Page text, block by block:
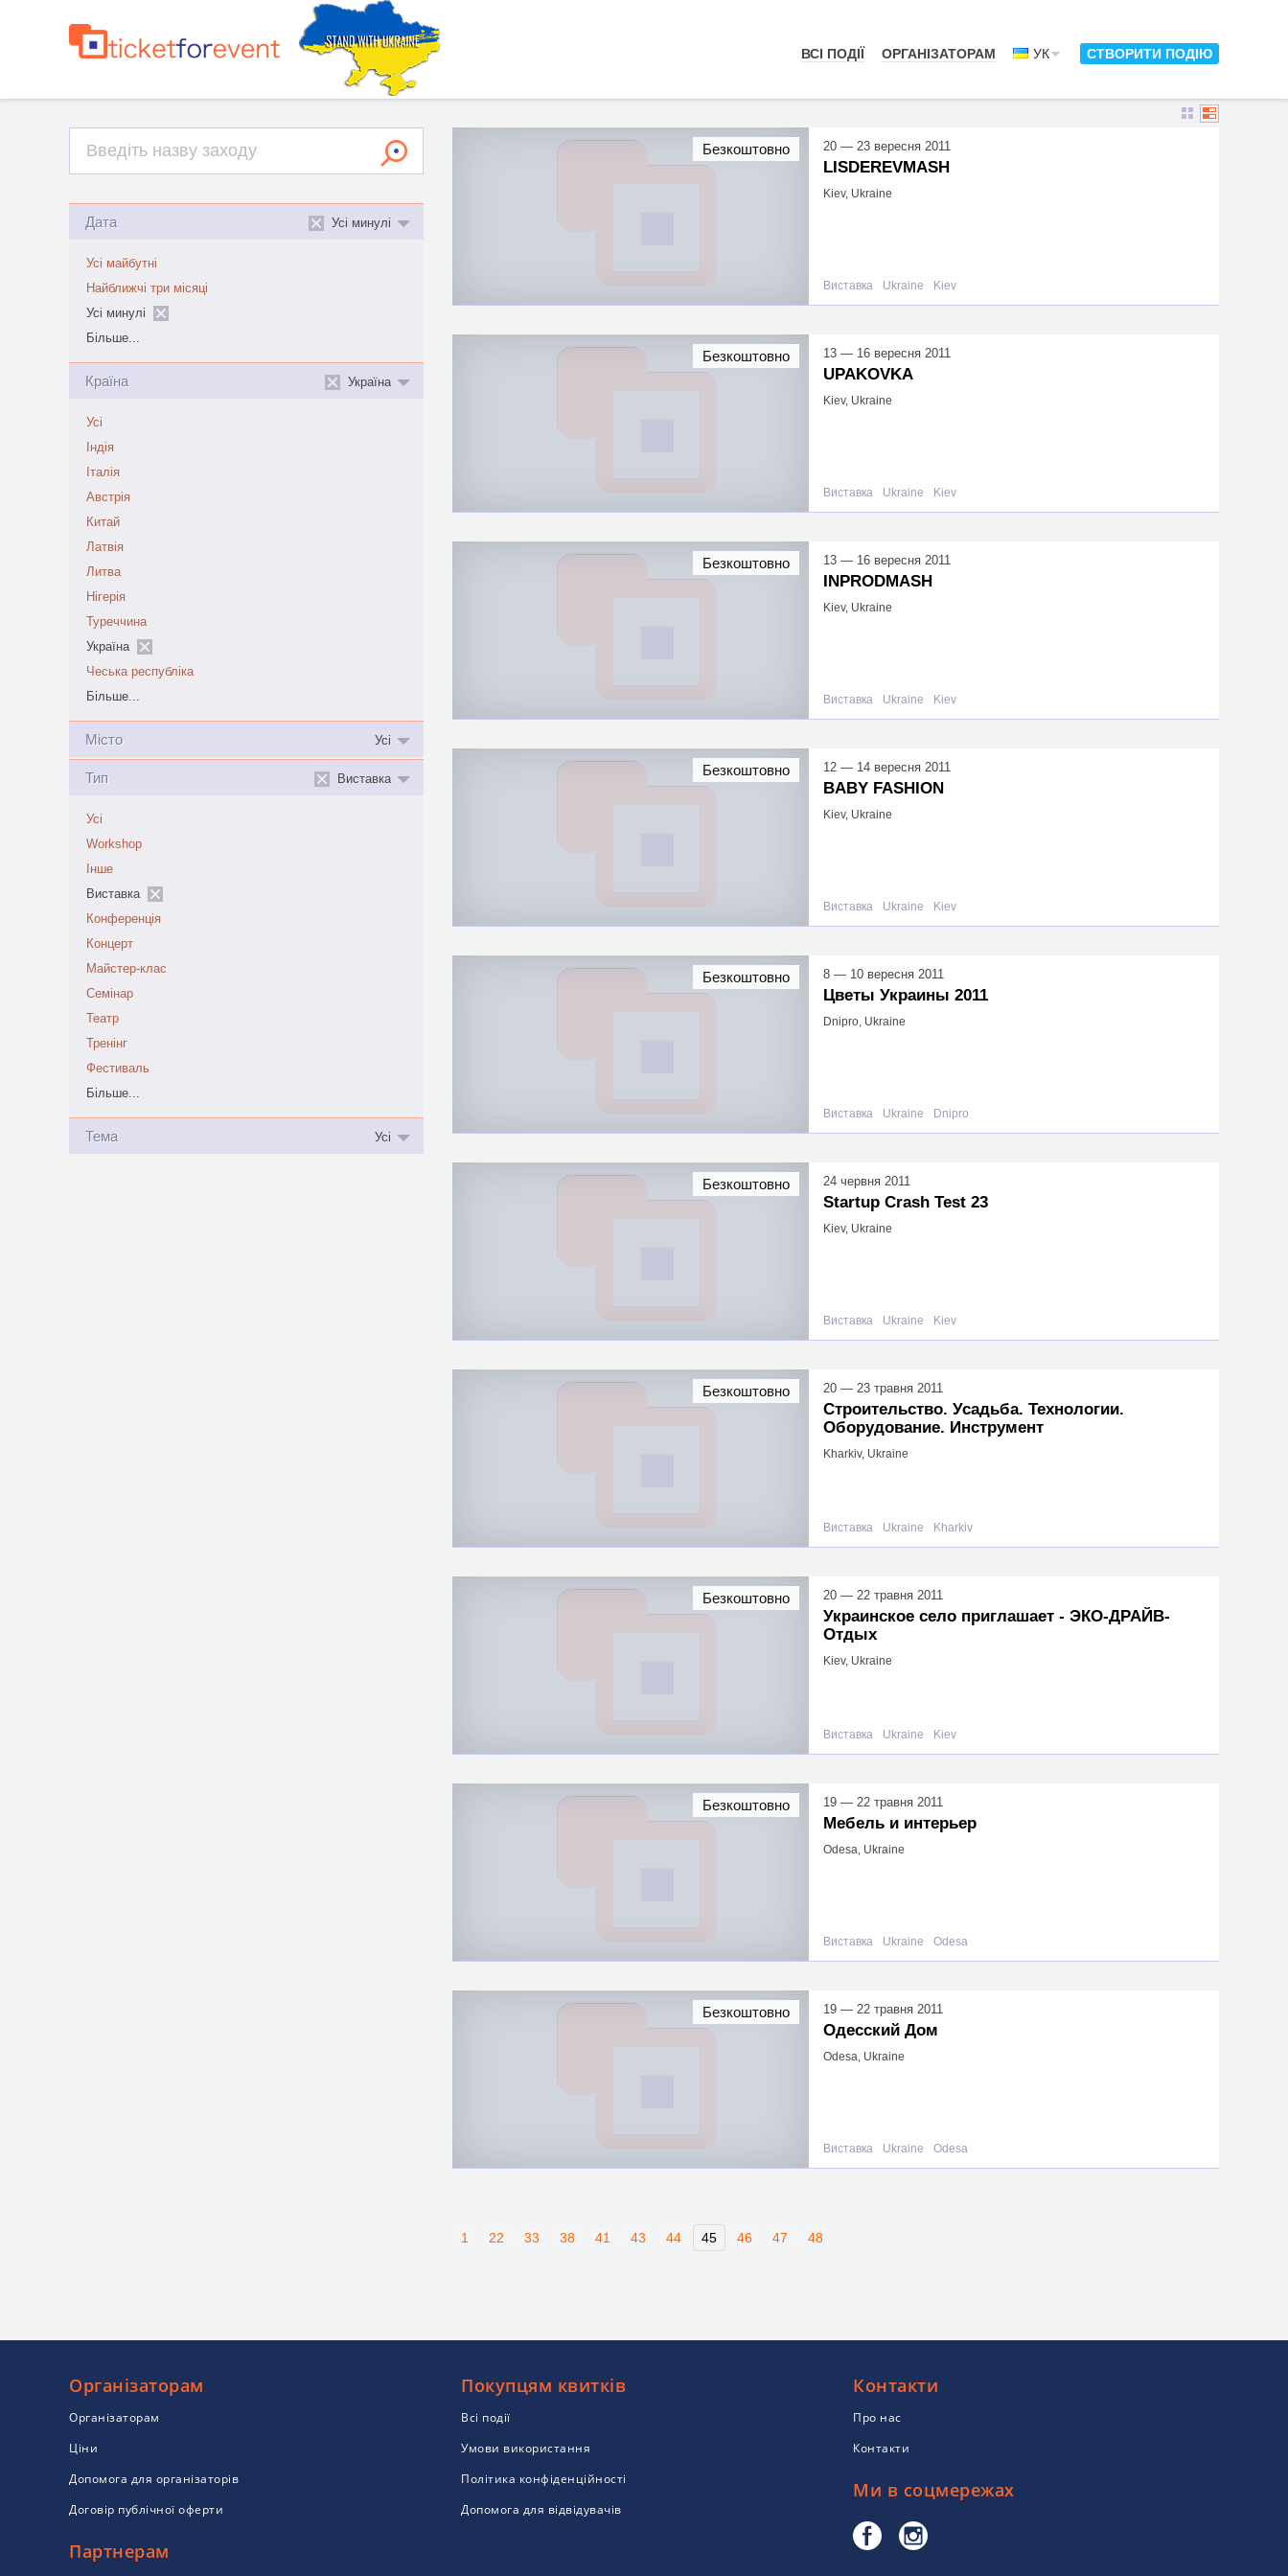
ВСІ ПОДІЇ ОРГАНІЗАТОРАМ УК СТВОРИТИ ПОДІЮ
Дата Усі минулі
Усі майбутні
Найближчі три місяці
Усі минулі
Більше...
Країна Україна
Усі
Індія
Італія
Австрія
Китай
Латвія
Литва
Нігерія
Туреччина
Україна
Чеська республіка
Більше...
Місто Усі
Тип Виставка
Усі
Workshop
Інше
Виставка
Конференція
Концерт
Майстер-клас
Семінар
Театр
Тренінг
Фестиваль
Більше...
Тема Усі
20 — 23 вересня 2011
LISDEREVMASH
Kiev, Ukraine
Виставка Ukraine Kiev
Безкоштовно
13 — 16 вересня 2011
UPAKOVKA
Kiev, Ukraine
Виставка Ukraine Kiev
Безкоштовно
13 — 16 вересня 2011
INPRODMASH
Kiev, Ukraine
Виставка Ukraine Kiev
Безкоштовно
12 — 14 вересня 2011
BABY FASHION
Kiev, Ukraine
Виставка Ukraine Kiev
Безкоштовно
8 — 10 вересня 2011
Цветы Украины 2011
Dnipro, Ukraine
Виставка Ukraine Dnipro
Безкоштовно
24 червня 2011
Startup Crash Test 23
Kiev, Ukraine
Виставка Ukraine Kiev
Безкоштовно
20 — 23 травня 2011
Строительство. Усадьба. Технологии.
Оборудование. Инструмент
Kharkiv, Ukraine
Виставка Ukraine Kharkiv
Безкоштовно
20 — 22 травня 2011
Украинское село приглашает - ЭКО-ДРАЙВ-
Отдых
Kiev, Ukraine
Виставка Ukraine Kiev
Безкоштовно
19 — 22 травня 2011
Мебель и интерьер
Odesa, Ukraine
Виставка Ukraine Odesa
Безкоштовно
19 — 22 травня 2011
Одесский Дом
Odesa, Ukraine
Виставка Ukraine Odesa
Безкоштовно
1 22 33 38 41 43 44 45 46 47 48
Організаторам
Організаторам
Ціни
Допомога для організаторів
Договір публічної оферти
Партнерам
Покупцям квитків
Всі події
Умови використання
Політика конфіденційності
Допомога для відвідувачів
Контакти
Про нас
Контакти
Ми в соцмережах